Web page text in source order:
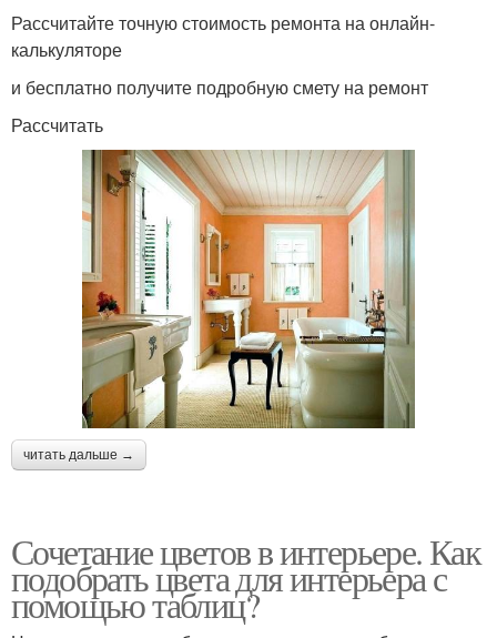
Рассчитайте точную стоимость ремонта на онлайн-
калькуляторе
и бесплатно получите подробную смету на ремонт
Рассчитать
читать дальше →
Сочетание цветов в интерьере. Как
подобрать цвета для интерьера с
помощью таблиц?